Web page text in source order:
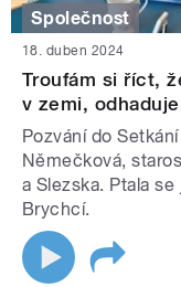
Společnost
18. duben 2024
Troufám si říct,
v zemi,
Pozvání do
Němečková,
a Slezska. Ptala
Brychcí.